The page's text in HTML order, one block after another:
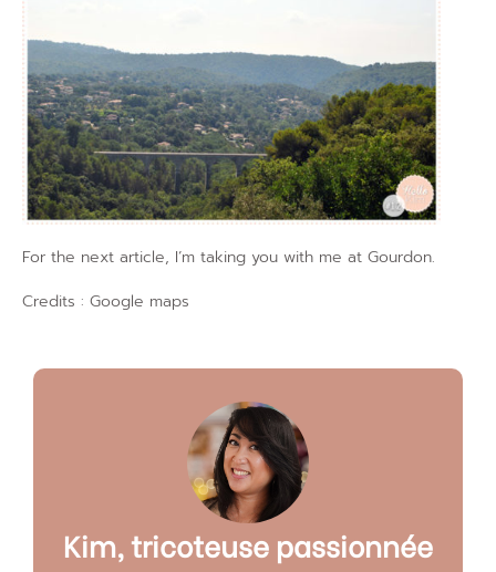
For the next article, I’m taking you with me at Gourdon.
Credits : Google maps
Kim, tricoteuse passionnée